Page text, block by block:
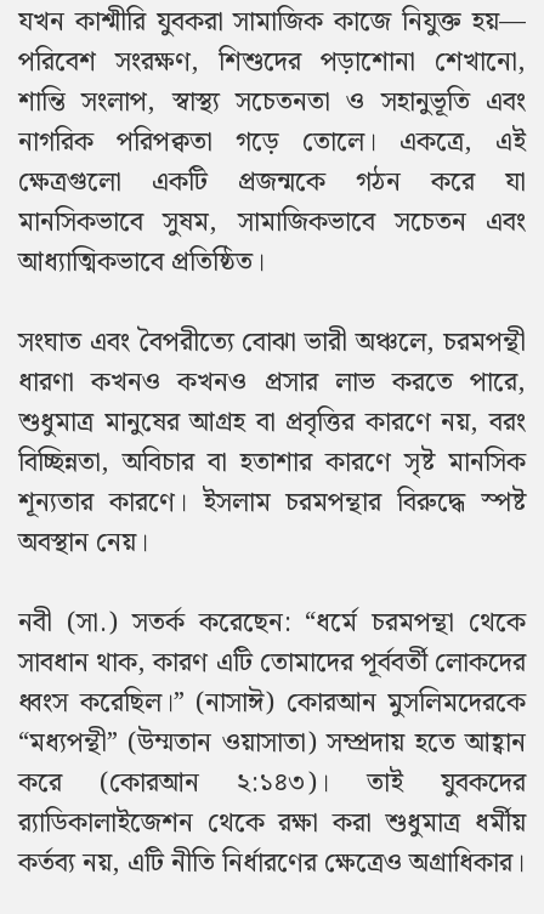
যখন কাশ্মীরি যুবকরা সামাজিক কাজে নিযুক্ত হয়—
পরিবেশ সংরক্ষণ, শিশুদের পড়াশোনা শেখানো,
শান্তি সংলাপ, স্বাস্থ্য সচেতনতা ও সহানুভূতি এবং
নাগরিক পরিপক্বতা গড়ে তোলে। একত্রে, এই
ক্ষেত্রগুলো একটি প্রজন্মকে গঠন করে যা
মানসিকভাবে সুষম, সামাজিকভাবে সচেতন এবং
আধ্যাত্মিকভাবে প্রতিষ্ঠিত।
সংঘাত এবং বৈপরীত্যে বোঝা ভারী অঞ্চলে, চরমপন্থী
ধারণা কখনও কখনও প্রসার লাভ করতে পারে,
শুধুমাত্র মানুষের আগ্রহ বা প্রবৃত্তির কারণে নয়, বরং
বিচ্ছিন্নতা, অবিচার বা হতাশার কারণে সৃষ্ট মানসিক
শূন্যতার কারণে। ইসলাম চরমপন্থার বিরুদ্ধে স্পষ্ট
অবস্থান নেয়।
নবী (সা.) সতর্ক করেছেন: “ধর্মে চরমপন্থা থেকে
সাবধান থাক, কারণ এটি তোমাদের পূর্ববর্তী লোকদের
ধ্বংস করেছিল।” (নাসাঈ) কোরআন মুসলিমদেরকে
“মধ্যপন্থী” (উম্মতান ওয়াসাতা) সম্প্রদায় হতে আহ্বান
করে (কোরআন ২:১৪৩)। তাই যুবকদের
র‌্যাডিকালাইজেশন থেকে রক্ষা করা শুধুমাত্র ধর্মীয়
কর্তব্য নয়, এটি নীতি নির্ধারণের ক্ষেত্রেও অগ্রাধিকার।